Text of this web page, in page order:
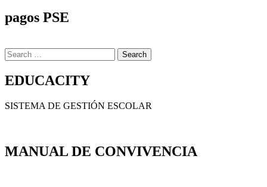
pagos PSE
Search
for:
EDUCACITY
SISTEMA DE GESTIÓN ESCOLAR
MANUAL DE CONVIVENCIA